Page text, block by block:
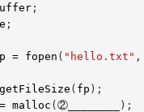
;
;
= fopen ( "hello.txt" ,
getFileSize ( fp );
= malloc (②________
);